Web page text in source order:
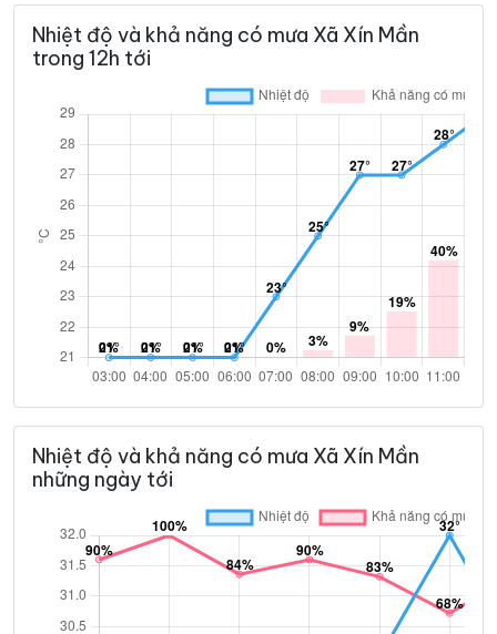
Nhiệt độ và khả năng có mưa Xã Xín Mần
trong 12h tới
Nhiệt độ và khả năng có mưa Xã Xín Mần
những ngày tới